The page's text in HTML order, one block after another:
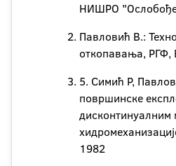
НИШРО
Павловић В.:
откопавања, РГФ,
5. Симић Р,
површинске
1982